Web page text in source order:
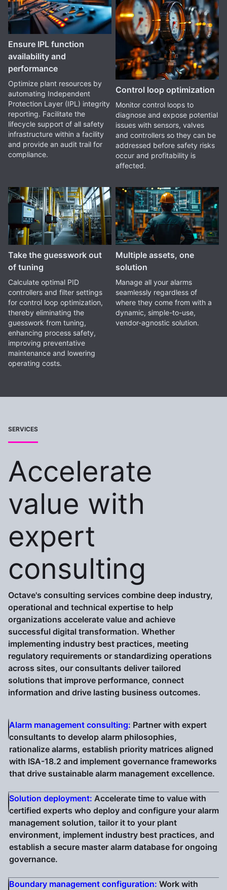
Ensure IPL function
availability and
performance
Optimize plant resources by
automating Independent
Protection Layer (IPL) integrity
reporting. Facilitate the
lifecycle support of all safety
infrastructure within a facility
and provide an audit trail for
compliance.
Control loop optimization
Monitor control loops to
diagnose and expose potential
issues with sensors, valves
and controllers so they can be
addressed before safety risks
occur and profitability is
affected.
Take the guesswork out
of tuning
Calculate optimal PID
controllers and filter settings
for control loop optimization,
thereby eliminating the
guesswork from tuning,
enhancing process safety,
improving preventative
maintenance and lowering
operating costs.
Multiple assets, one
solution
Manage all your alarms
seamlessly regardless of
where they come from with a
dynamic, simple-to-use,
vendor-agnostic solution.
SERVICES
Accelerate
value with
expert
consulting
Octave's consulting services combine deep industry,
operational and technical expertise to help
organizations accelerate value and achieve
successful digital transformation. Whether
implementing industry best practices, meeting
regulatory requirements or standardizing operations
across sites, our consultants deliver tailored
solutions that improve performance, connect
information and drive lasting business outcomes.
Alarm management consulting: Partner with expert
consultants to develop alarm philosophies,
rationalize alarms, establish priority matrices aligned
with ISA-18.2 and implement governance frameworks
that drive sustainable alarm management excellence.
Solution deployment: Accelerate time to value with
certified experts who deploy and configure your alarm
management solution, tailor it to your plant
environment, implement industry best practices, and
establish a secure master alarm database for ongoing
governance.
Boundary management configuration: Work with